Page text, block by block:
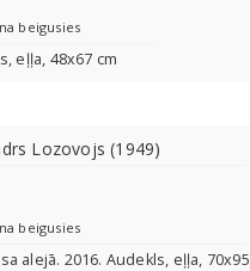
beigusies
eļļa, 48x67 cm
Lozovojs (1949)
beigusies
alejā. 2016. Audekls, eļļa, 70x95